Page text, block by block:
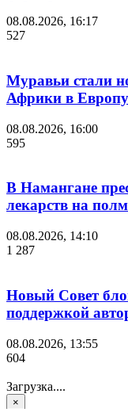
08.08.2026, 16:17
527
Муравьи стали
Африки в Европу
08.08.2026, 16:00
595
В Намангане
лекарств на
08.08.2026, 14:10
1 287
Новый Совет
поддержкой
08.08.2026, 13:55
604
Загрузка....
×